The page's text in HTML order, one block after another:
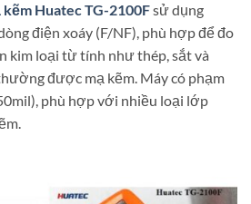
Huatec TG-2100Fsử dụng
điện xoáy (F/NF), phù hợp để đo
kim loại từ tính như thép, sắt và
được mạ kẽm. Máy có phạm
phù hợp với nhiều loại lớp